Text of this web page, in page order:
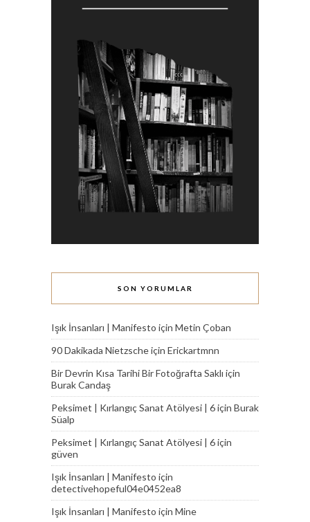
SON YORUMLAR
Işık İnsanları | Manifesto için Metin Çoban
90 Dakikada Nietzscheiçin Erickartmnn
Bir Devrin Kısa Tarihi Bir Fotoğrafta Saklı için
Burak Candaş
Peksimet | Kırlangıç Sanat Atölyesi | 6için Burak
Süalp
Peksimet | Kırlangıç Sanat Atölyesi | 6için
güven
Işık İnsanları | Manifesto için
detectivehopeful04e0452ea8
Işık İnsanları | Manifesto için Mine